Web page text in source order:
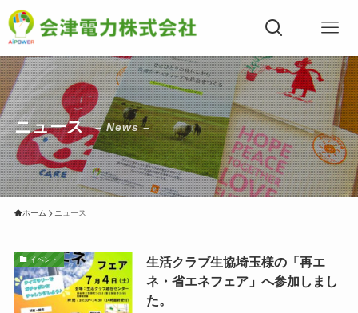
ニュース – News –
ホーム ニュース
イベント
生活クラブ生協埼玉様の「再エ
ネ・省エネフェア」へ参加しまし
た。